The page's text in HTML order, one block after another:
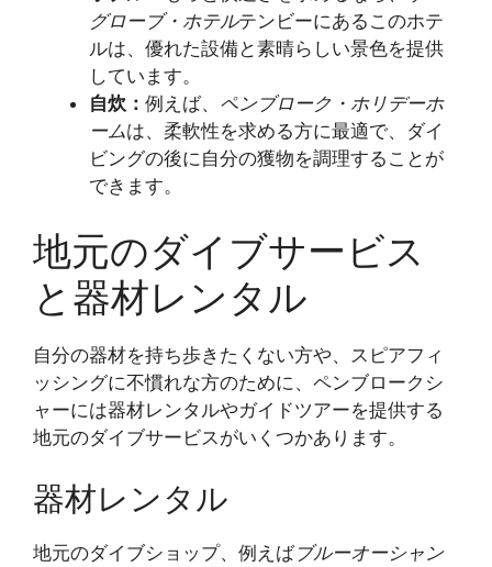
グローブ・ホテルテンビーにあるこのホテ
ルは、優れた設備と素晴らしい景色を提供
しています。
自炊： 例えば、 ペンブローク・ホリデーホ
ームは、柔軟性を求める方に最適で、ダイ
ビングの後に自分の獲物を調理することが
できます。
地元のダイブサービス
と器材レンタル
自分の器材を持ち歩きたくない方や、スピアフィ
ッシングに不慣れな方のために、ペンブロークシ
ャーには器材レンタルやガイドツアーを提供する
地元のダイブサービスがいくつかあります。
器材レンタル
地元のダイブショップ、例えばブルーオーシャン